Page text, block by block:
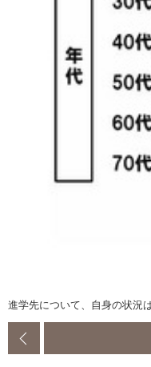
進学先について、自身の状況